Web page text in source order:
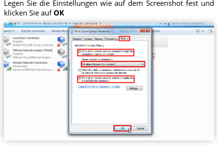
Legen Sie die Einstellungen wie auf dem Screenshot fest und
klicken Sie aufOK